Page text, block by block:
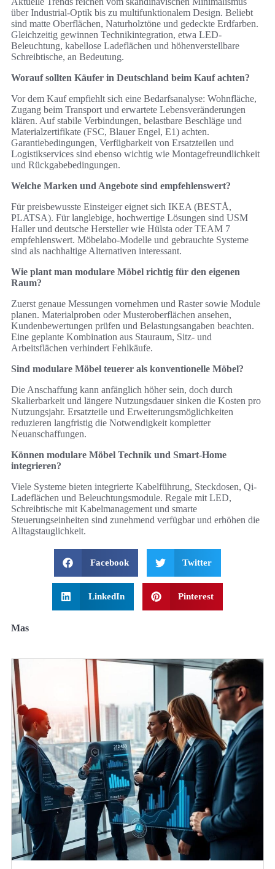
über Industrial-Optik bis zu multifunktionalem Design. Beliebt
sind matte Oberflächen, Naturholztöne und gedeckte Erdfarben.
Gleichzeitig gewinnen Technikintegration, etwa LED-
Beleuchtung, kabellose Ladeflächen und höhenverstellbare
Schreibtische, an Bedeutung.
Worauf sollten Käufer in Deutschland beim Kauf achten?
Vor dem Kauf empfiehlt sich eine Bedarfsanalyse: Wohnfläche,
Zugang beim Transport und erwartete Lebensveränderungen
klären. Auf stabile Verbindungen, belastbare Beschläge und
Materialzertifikate (FSC, Blauer Engel, E1) achten.
Garantiebedingungen, Verfügbarkeit von Ersatzteilen und
Logistikservices sind ebenso wichtig wie Montagefreundlichkeit
und Rückgabebedingungen.
Welche Marken und Angebote sind empfehlenswert?
Für preisbewusste Einsteiger eignet sich IKEA (BESTÅ,
PLATSA). Für langlebige, hochwertige Lösungen sind USM
Haller und deutsche Hersteller wie Hülsta oder TEAM 7
empfehlenswert. Möbelabo-Modelle und gebrauchte Systeme
sind als nachhaltige Alternativen interessant.
Wie plant man modulare Möbel richtig für den eigenen
Raum?
Zuerst genaue Messungen vornehmen und Raster sowie Module
planen. Materialproben oder Musteroberflächen ansehen,
Kundenbewertungen prüfen und Belastungsangaben beachten.
Eine geplante Kombination aus Stauraum, Sitz- und
Arbeitsflächen verhindert Fehlkäufe.
Sind modulare Möbel teuerer als konventionelle Möbel?
Die Anschaffung kann anfänglich höher sein, doch durch
Skalierbarkeit und längere Nutzungsdauer sinken die Kosten pro
Nutzungsjahr. Ersatzteile und Erweiterungsmöglichkeiten
reduzieren langfristig die Notwendigkeit kompletter
Neuanschaffungen.
Können modulare Möbel Technik und Smart-Home
integrieren?
Viele Systeme bieten integrierte Kabelführung, Steckdosen, Qi-
Ladeflächen und Beleuchtungsmodule. Regale mit LED,
Schreibtische mit Kabelmanagement und smarte
Steuerungseinheiten sind zunehmend verfügbar und erhöhen die
Alltagstauglichkeit.
Facebook Twitter
LinkedIn Pinterest
Mas